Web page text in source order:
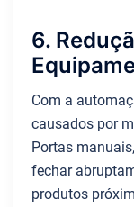
6.
Com a
causados por
Portas
fechar
produtos